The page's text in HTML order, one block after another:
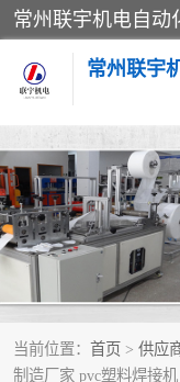
常州联宇
当前位置： 首页 > 供应
制造厂家 pvc塑料焊接机
压花定型机以及压
高频热合机
超声波复合压花机
3040凹凸压花机